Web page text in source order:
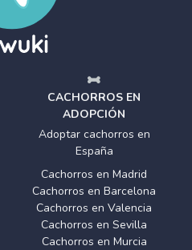
CACHORROS EN
ADOPCIÓN
Adoptar cachorros en
España
Cachorros en Madrid
Cachorros en Barcelona
Cachorros en Valencia
Cachorros en Sevilla
Cachorros en Murcia